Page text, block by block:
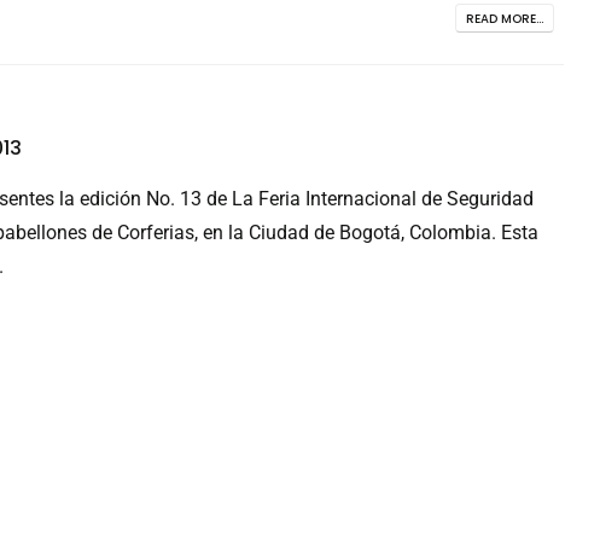
READ MORE...
la edición No. 13 de La Feria Internacional de Seguridad
de Corferias, en la Ciudad de Bogotá, Colombia. Esta